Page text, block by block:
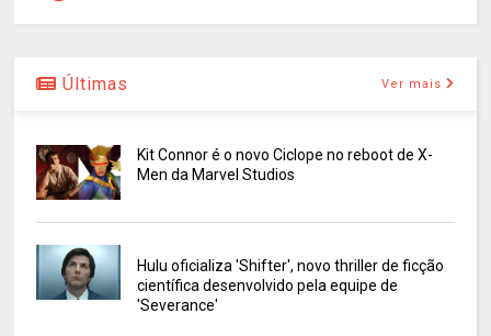
Últimas Ver mais
Kit Connor é o novo Ciclope no reboot de X-
Men da Marvel Studios
Hulu oficializa 'Shifter', novo thriller de ficção
científica desenvolvido pela equipe de
'Severance'